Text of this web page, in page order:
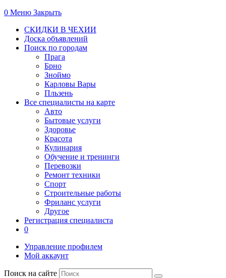
0 Меню Закрыть
СКИДКИ В ЧЕХИИ
Доска объявлений
Поиск по городам
Прага
Брно
Зноймо
Карловы Вары
Пльзень
Все специалисты на карте
Авто
Бытовые услуги
Здоровье
Красота
Кулинария
Обучение и тренинги
Перевозки
Ремонт техники
Спорт
Строительные работы
Фриланс услуги
Другое
Регистрация специалиста
0
Управление профилем
Мой аккаунт
Поиск на сайте